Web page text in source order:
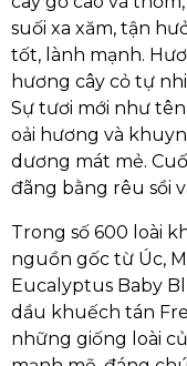
suối xa xăm, tận
tốt, lành mạnh.
hương cây cỏ tự
Sự tươi mới như
oải hương và
dương mát mẻ.
đãng bằng rêu sồi
Trong số 600 loài
nguồn gốc từ Úc,
Eucalyptus Baby
dầu khuếch tán
những giống loài